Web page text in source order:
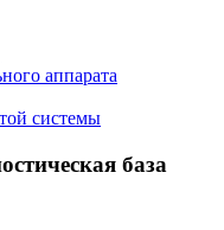
аппарата
системы
база